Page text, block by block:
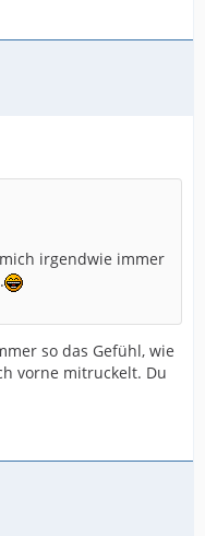
irgendwie immer
so das Gefühl, wie
vorne mitruckelt. Du